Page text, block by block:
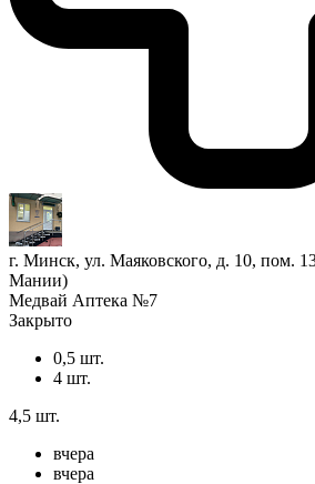
г. Минск, ул. Маяковского, д. 10, пом.
Мании)
Медвай Аптека №7
Закрыто
0,5 шт.
4 шт.
4,5 шт.
вчера
вчера